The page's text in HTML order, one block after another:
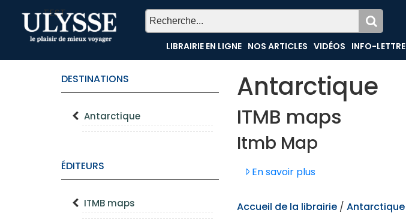
TEST
LIBRAIRIE EN LIGNE NOS ARTICLES VIDÉOS INFO-LETTRE
DESTINATIONS
Antarctique
ÉDITEURS
ITMB maps
Antarctique
ITMB maps
Itmb Map
En savoir plus
Accueil de la librairie / Antarctique